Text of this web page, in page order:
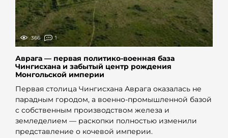
366 1
Аврага — первая политико-военная база
Чингисхана и забытый центр рождения
Монгольской империи
Первая столица Чингисхана Аврага оказалась не
парадным городом, а военно-промышленной базой
с собственным производством железа и
земледелием — раскопки полностью изменили
представление о кочевой империи.